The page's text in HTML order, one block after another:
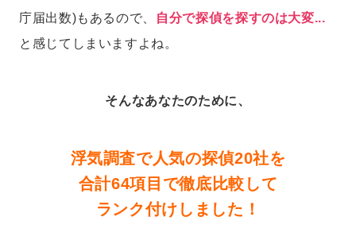
庁届出数)もあるので、
自分で探偵を探すのは大変...
と感じてしまいますよね。
そんなあなたのために、
浮気調査で人気の探偵20社を
合計64項目で徹底比較して
ランク付けしました！